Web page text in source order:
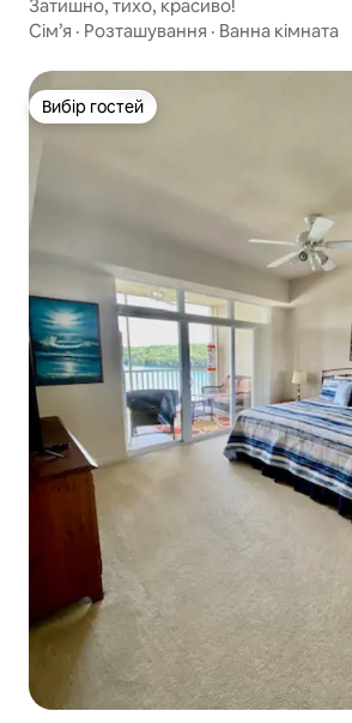
Затишно, тихо, красиво!
Сім’я · Розташування · Ванна кімната
Вибір гостей
Вибір гостей